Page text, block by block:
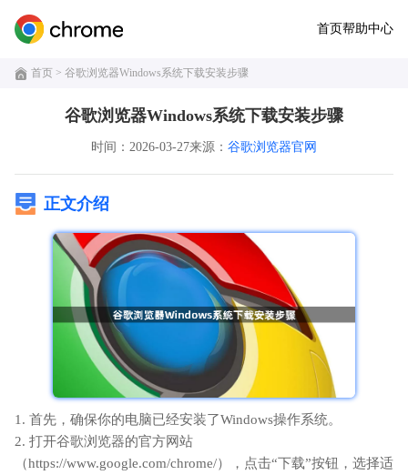
首页帮助中心
首页 > 谷歌浏览器Windows系统下载安装步骤
谷歌浏览器Windows系统下载安装步骤
时间：2026-03-27来源： 谷歌浏览器官网
正文介绍
1. 首先，确保你的电脑已经安装了Windows操作系统。
2. 打开谷歌浏览器的官方网站
（https://www.google.com/chrome/），点击“下载”按钮，选择适